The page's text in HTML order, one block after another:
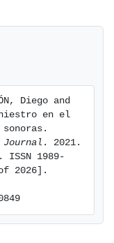
décadas. Los
evoluciones
de lo siniestro,
el
Diego and
en el
Journal . 2021.
1989-
2026].